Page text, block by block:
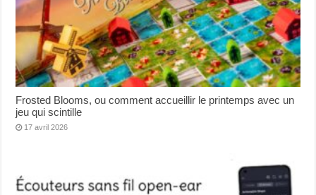
Frosted Blooms, ou comment accueillir le printemps avec un
jeu qui scintille
17 avril 2026